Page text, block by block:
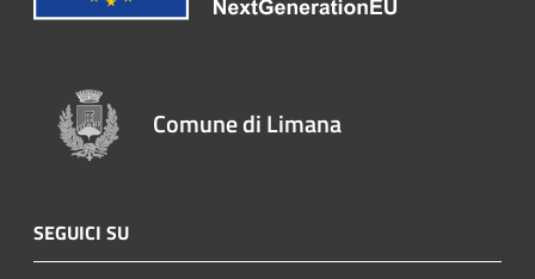
Comune di Limana
SEGUICI SU